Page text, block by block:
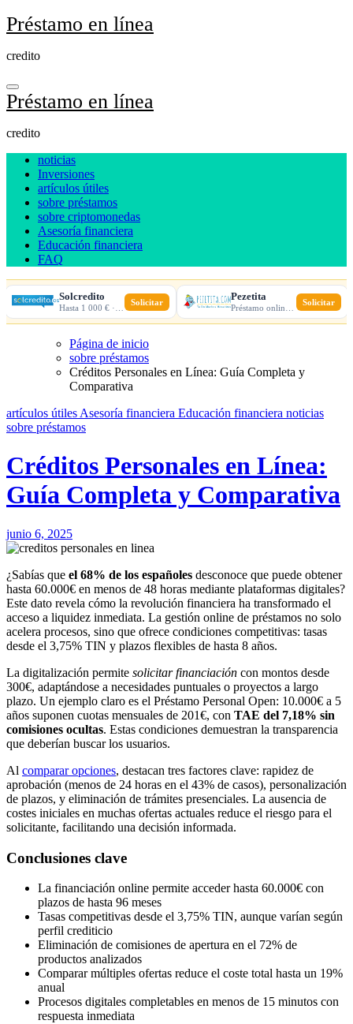
Ir
al
Préstamo en línea
credito
Préstamo en línea
credito
noticias
Inversiones
artículos útiles
sobre préstamos
sobre criptomonedas
Asesoría financiera
Educación financiera
FAQ
Solcredito Solicitar Pezetita Solicitar
Página de inicio
sobre préstamos
Créditos Personales en Línea: Guía Completa y
Comparativa
artículos útiles Asesoría financiera Educación financiera noticias
sobre préstamos
Créditos Personales en Línea:
Guía Completa y Comparativa
junio 6, 2025
¿Sabías que el 68% de los españoles desconoce que puede obtener
hasta 60.000€ en menos de 48 horas mediante plataformas digitales?
Este dato revela cómo la revolución financiera ha transformado el
acceso a liquidez inmediata. La gestión online de préstamos no solo
acelera procesos, sino que ofrece condiciones competitivas: tasas
desde el 3,75% TIN y plazos flexibles de hasta 8 años.
La digitalización permite solicitar financiación con montos desde
300€, adaptándose a necesidades puntuales o proyectos a largo
plazo. Un ejemplo claro es el Préstamo Personal Open: 10.000€ a 5
años suponen cuotas mensuales de 201€, con TAE del 7,18% sin
comisiones ocultas. Estas condiciones demuestran la transparencia
que deberían buscar los usuarios.
Al comparar opciones, destacan tres factores clave: rapidez de
aprobación (menos de 24 horas en el 43% de casos), personalización
de plazos, y eliminación de trámites presenciales. La ausencia de
costes iniciales en muchas ofertas actuales reduce el riesgo para el
solicitante, facilitando una decisión informada.
Conclusiones clave
La financiación online permite acceder hasta 60.000€ con
plazos de hasta 96 meses
Tasas competitivas desde el 3,75% TIN, aunque varían según
perfil crediticio
Eliminación de comisiones de apertura en el 72% de
productos analizados
Comparar múltiples ofertas reduce el coste total hasta un 19%
anual
Procesos digitales completables en menos de 15 minutos con
respuesta inmediata